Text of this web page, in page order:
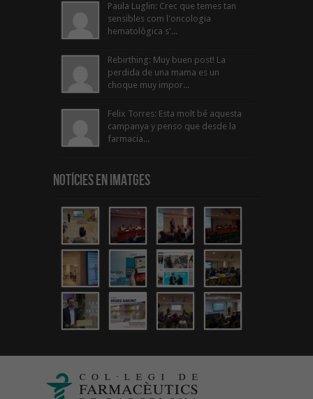
Paula Luglin: Crec que temes tan
sensibles com l'oncologia
hematològica s'...
Rebirthing: Muy buen post! La
perdida de una mama es un
choque muy impor...
Felix Torres: Esta molt bé aquesta
campanya y penso que desde la
farmacia...
Notícies en Imatges